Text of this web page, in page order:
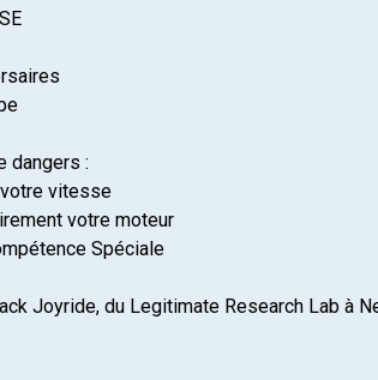
dangers :
vitesse
votre moteur
Spéciale
Joyride, du Legitimate Research Lab à